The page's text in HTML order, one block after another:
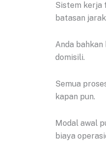
Sistem kerja
batasan
Anda
domisili.
Semua
kapan pun.
Modal awal
biaya